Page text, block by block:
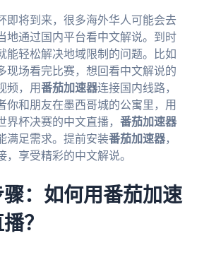
即将到来，很多海外华人可能会去
地通过国内平台看中文解说。到时
能轻松解决地域限制的问题。比如
现场看完比赛，想回看中文解说的
频，用番茄加速器连接国内线路，
你和朋友在墨西哥城的公寓里，用
界杯决赛的中文直播， 番茄加速器
满足需求。提前安装番茄加速器，
，享受精彩的中文解说。
：如何用番茄加速
？